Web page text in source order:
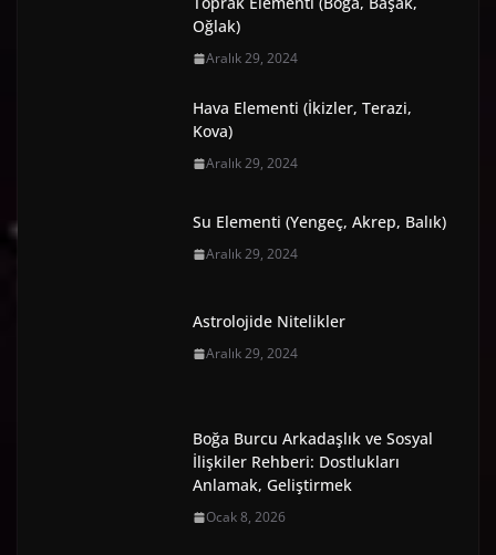
Oğlak)
Aralık 29, 2024
Hava Elementi (İkizler, Terazi,
Kova)
Aralık 29, 2024
Su Elementi (Yengeç, Akrep, Balık)
Aralık 29, 2024
Astrolojide Nitelikler
Aralık 29, 2024
Boğa Burcu Arkadaşlık ve Sosyal
İlişkiler Rehberi: Dostlukları
Anlamak, Geliştirmek
Ocak 8, 2026